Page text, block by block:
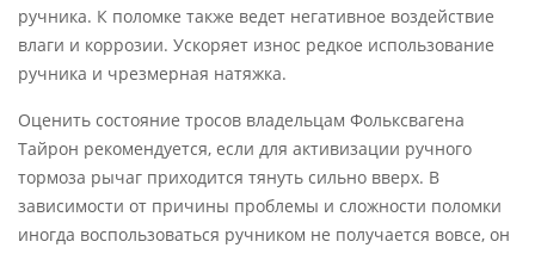
ручника. К поломке также ведет негативное воздействие
влаги и коррозии. Ускоряет износ редкое использование
ручника и чрезмерная натяжка.
Оценить состояние тросов владельцам Фольксвагена
Тайрон рекомендуется, если для активизации ручного
тормоза рычаг приходится тянуть сильно вверх. В
зависимости от причины проблемы и сложности поломки
иногда воспользоваться ручником не получается вовсе, он